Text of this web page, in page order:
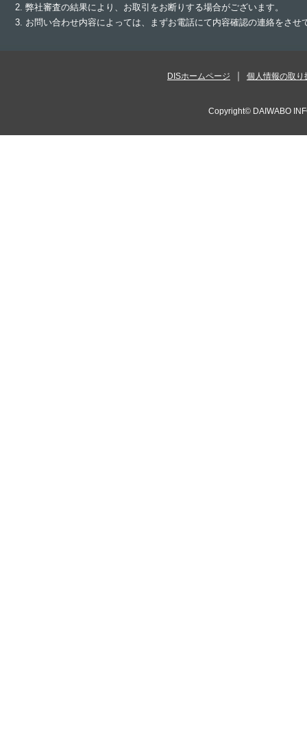
2. 弊社審査の結果により、お取引をお断りする場合がございます。
3. お問い合わせ内容によっては、まずお電話にて内容確認の連絡をさ
DISホームページ 個人情報の取り
Copyright© DAIWABO